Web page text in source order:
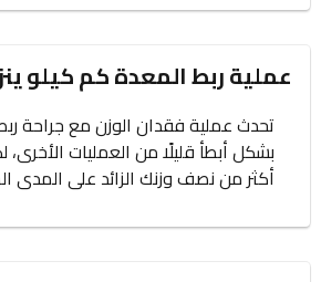
عملية ربط المعدة كم كيلو
تحدث عملية فقدان الوزن مع جراحة
بشكل أبطأ قليلًا من العمليات
أكثر من نصف وزنك الزائد على المدى